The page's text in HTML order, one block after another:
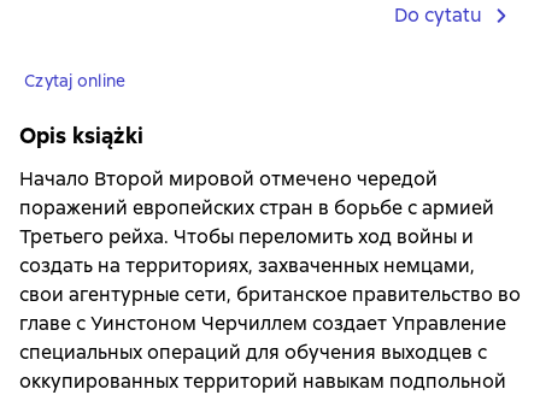
Do cytatu
Czytaj online
Opis książki
Начало Второй мировой отмечено чередой
поражений европейских стран в борьбе с армией
Третьего рейха. Чтобы переломить ход войны и
создать на территориях, захваченных немцами,
свои агентурные сети, британское правительство во
главе с Уинстоном Черчиллем создает Управление
специальных операций для обучения выходцев с
оккупированных территорий навыкам подпольной